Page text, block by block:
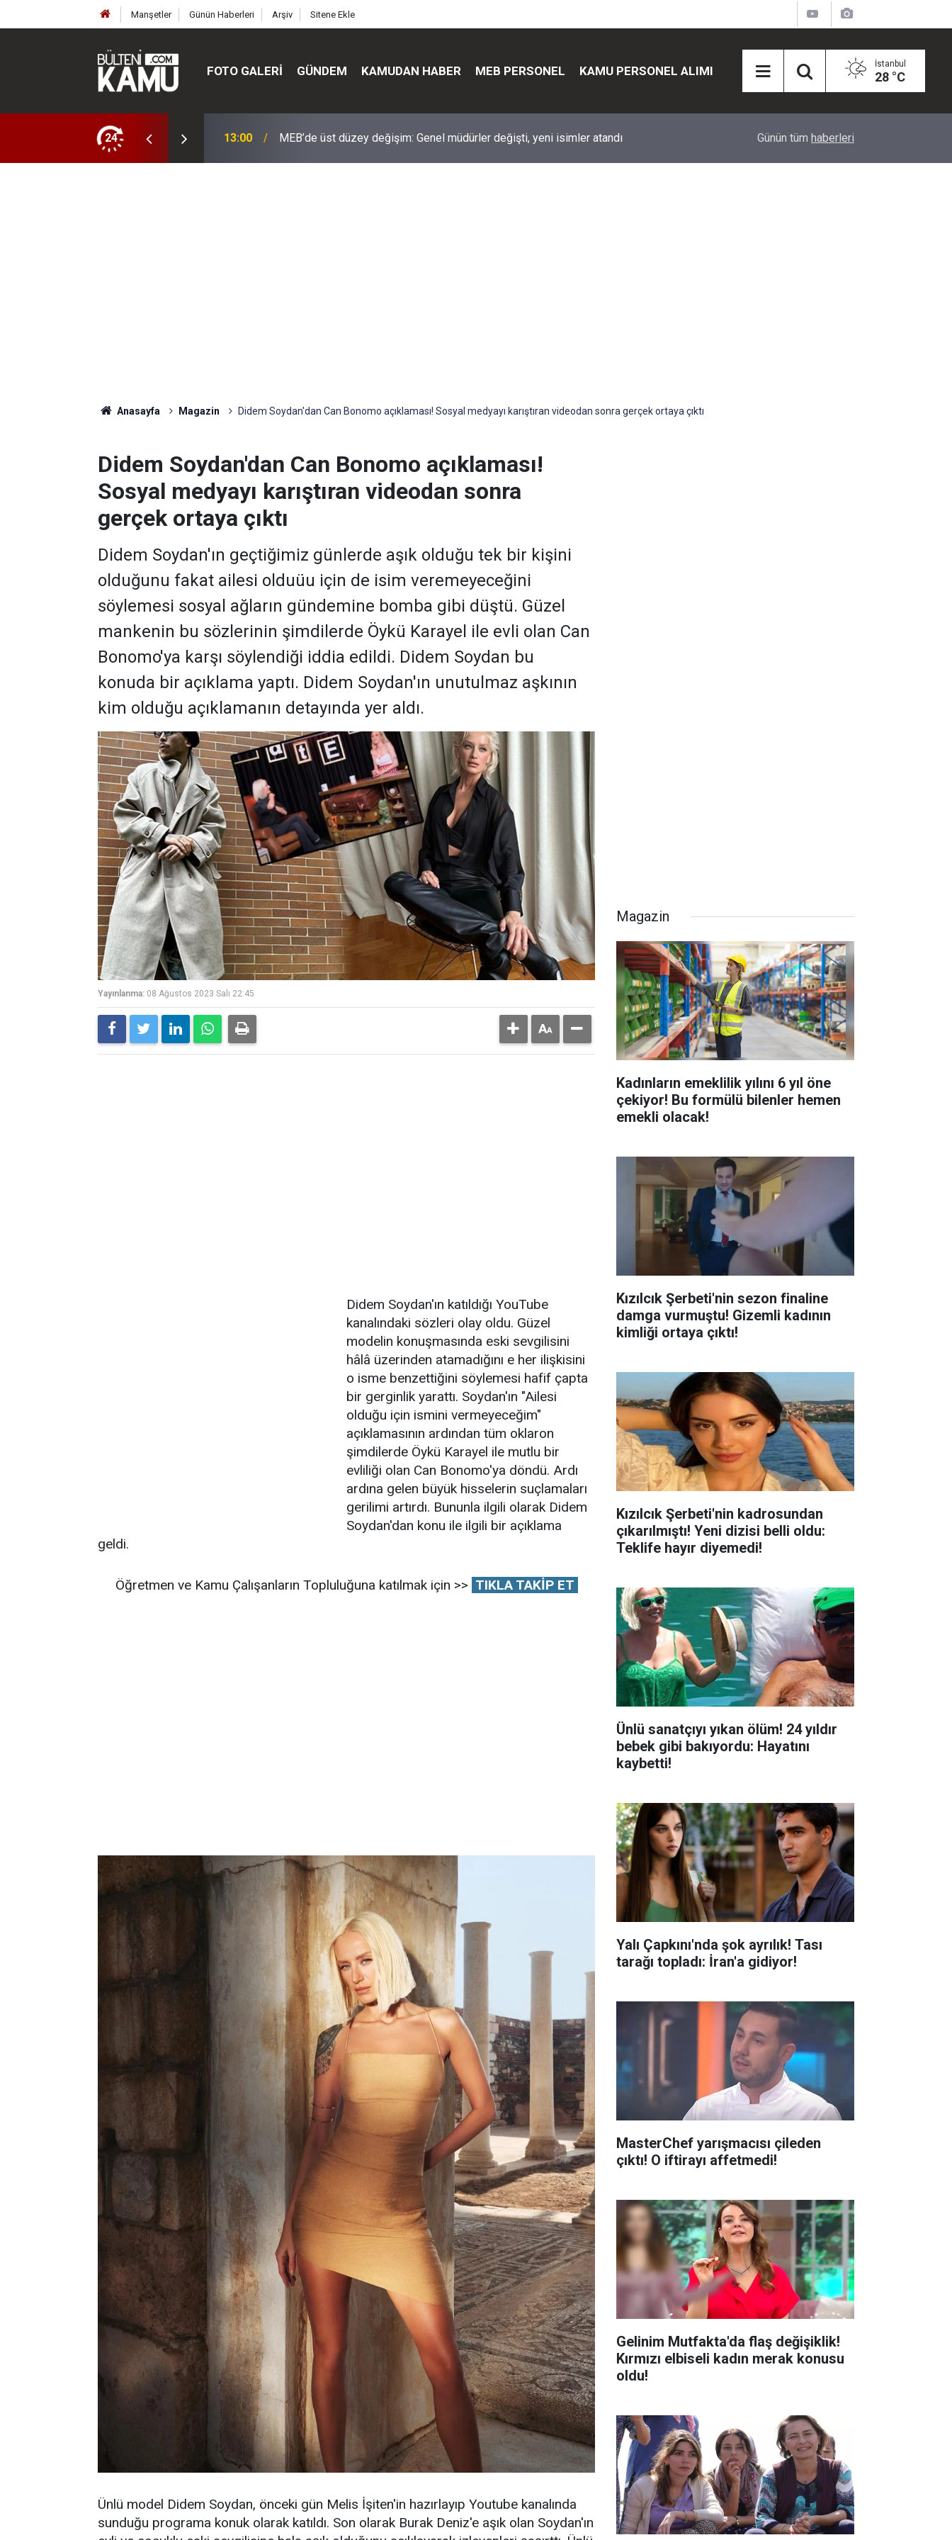
Manşetler Günün Haberleri Arşiv Sitene Ekle
FOTO GALERI GÜNDEM KAMUDAN HABER MEB PERSONEL KAMU PERSONEL ALIMI İstanbul
28 °C
24
ve enstitüler kuruldu, bazıları kapatıldı 13:00 MEB’de üst düzey değişim: Genel müdürler değişti, yeni isimler atandı Eğiti Bir Sen'den Kadınlar İçin Olay Teklif:
Günün tüm haberleri
Anasayfa Magazin Didem Soydan'dan Can Bonomo açıklaması! Sosyal medyayı karıştıran videodan sonra gerçek ortaya çıktı
Didem Soydan'dan Can Bonomo açıklaması!
Sosyal medyayı karıştıran videodan sonra
gerçek ortaya çıktı
Didem Soydan'ın geçtiğimiz günlerde aşık olduğu tek bir kişini
olduğunu fakat ailesi olduüu için de isim veremeyeceğini
söylemesi sosyal ağların gündemine bomba gibi düştü. Güzel
mankenin bu sözlerinin şimdilerde Öykü Karayel ile evli olan Can
Bonomo'ya karşı söylendiği iddia edildi. Didem Soydan bu
konuda bir açıklama yaptı. Didem Soydan'ın unutulmaz aşkının
kim olduğu açıklamanın detayında yer aldı.
Yayınlanma: 08 Ağustos 2023 Salı 22:45
Didem Soydan'ın katıldığı YouTube
kanalındaki sözleri olay oldu. Güzel
modelin konuşmasında eski sevgilisini
hâlâ üzerinden atamadığını e her ilişkisini
o isme benzettiğini söylemesi hafif çapta
bir gerginlik yarattı. Soydan'ın "Ailesi
olduğu için ismini vermeyeceğim"
açıklamasının ardından tüm oklaron
şimdilerde Öykü Karayel ile mutlu bir
evliliği olan Can Bonomo'ya döndü. Ardı
ardına gelen büyük hisselerin suçlamaları
gerilimi artırdı. Bununla ilgili olarak Didem
Soydan'dan konu ile ilgili bir açıklama
geldi.
Öğretmen ve Kamu Çalışanların Topluluğuna katılmak için >> TIKLA TAKİP ET
Ünlü model Didem Soydan, önceki gün Melis İşiten'in hazırlayıp Youtube kanalında
sunduğu programa konuk olarak katıldı. Son olarak Burak Deniz'e aşık olan Soydan'ın
Magazin
Kadınların emeklilik yılını 6 yıl öne
çekiyor! Bu formülü bilenler hemen
emekli olacak!
Kızılcık Şerbeti'nin sezon finaline
damga vurmuştu! Gizemli kadının
kimliği ortaya çıktı!
Kızılcık Şerbeti'nin kadrosundan
çıkarılmıştı! Yeni dizisi belli oldu:
Teklife hayır diyemedi!
Ünlü sanatçıyı yıkan ölüm! 24 yıldır
bebek gibi bakıyordu: Hayatını
kaybetti!
Yalı Çapkını'nda şok ayrılık! Tası
tarağı topladı: İran'a gidiyor!
MasterChef yarışmacısı çileden
çıktı! O iftirayı affetmedi!
Gelinim Mutfakta'da flaş değişiklik!
Kırmızı elbiseli kadın merak konusu
oldu!